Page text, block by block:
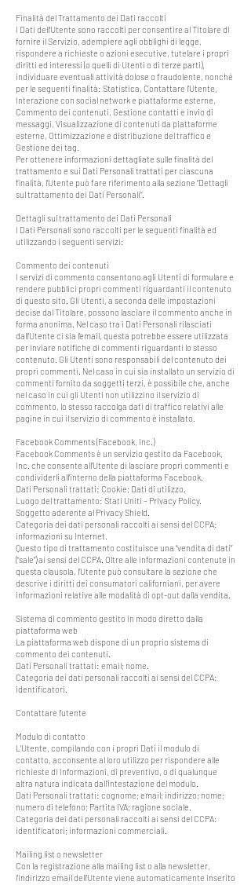
Finalità del Trattamento dei Dati raccolti
I Dati dell’Utente sono raccolti per consentire al Titolare di
fornire il Servizio, adempiere agli obblighi di legge,
rispondere a richieste o azioni esecutive, tutelare i propri
diritti ed interessi (o quelli di Utenti o di terze parti),
individuare eventuali attività dolose o fraudolente, nonché
per le seguenti finalità: Statistica, Contattare l'Utente,
Interazione con social network e piattaforme esterne,
Commento dei contenuti, Gestione contatti e invio di
messaggi, Visualizzazione di contenuti da piattaforme
esterne, Ottimizzazione e distribuzione del traffico e
Gestione dei tag.
Per ottenere informazioni dettagliate sulle finalità del
trattamento e sui Dati Personali trattati per ciascuna
finalità, l’Utente può fare riferimento alla sezione “Dettagli
sul trattamento dei Dati Personali”.
Dettagli sul trattamento dei Dati Personali
I Dati Personali sono raccolti per le seguenti finalità ed
utilizzando i seguenti servizi:
Commento dei contenuti
I servizi di commento consentono agli Utenti di formulare e
rendere pubblici propri commenti riguardanti il contenuto
di questo sito. Gli Utenti, a seconda delle impostazioni
decise dal Titolare, possono lasciare il commento anche in
forma anonima. Nel caso tra i Dati Personali rilasciati
dall’Utente ci sia l’email, questa potrebbe essere utilizzata
per inviare notifiche di commenti riguardanti lo stesso
contenuto. Gli Utenti sono responsabili del contenuto dei
propri commenti. Nel caso in cui sia installato un servizio di
commenti fornito da soggetti terzi, è possibile che, anche
nel caso in cui gli Utenti non utilizzino il servizio di
commento, lo stesso raccolga dati di traffico relativi alle
pagine in cui il servizio di commento è installato.
Facebook Comments (Facebook, Inc.)
Facebook Comments è un servizio gestito da Facebook,
Inc. che consente all’Utente di lasciare propri commenti e
condividerli all’interno della piattaforma Facebook.
Dati Personali trattati: Cookie; Dati di utilizzo.
Luogo del trattamento: Stati Uniti – Privacy Policy.
Soggetto aderente al Privacy Shield.
Categoria dei dati personali raccolti ai sensi del CCPA:
informazioni su Internet.
Questo tipo di trattamento costituisce una “vendita di dati”
(“sale”) ai sensi del CCPA. Oltre alle informazioni contenute in
questa clausola, l’Utente può consultare la sezione che
descrive i diritti dei consumatori californiani, per avere
informazioni relative alle modalità di opt-out dalla vendita.
Sistema di commento gestito in modo diretto dalla
piattaforma web
La piattaforma web dispone di un proprio sistema di
commento dei contenuti.
Dati Personali trattati: email; nome.
Categoria dei dati personali raccolti ai sensi del CCPA:
identificatori.
Contattare l’utente
Modulo di contatto
L’Utente, compilando con i propri Dati il modulo di
contatto, acconsente al loro utilizzo per rispondere alle
richieste di informazioni, di preventivo, o di qualunque
altra natura indicata dall’intestazione del modulo.
Dati Personali trattati: cognome; email; indirizzo; nome;
numero di telefono; Partita IVA; ragione sociale.
Categoria dei dati personali raccolti ai sensi del CCPA:
identificatori; informazioni commerciali.
Mailing list o newsletter
Con la registrazione alla mailing list o alla newsletter,
l’indirizzo email dell’Utente viene automaticamente inserito